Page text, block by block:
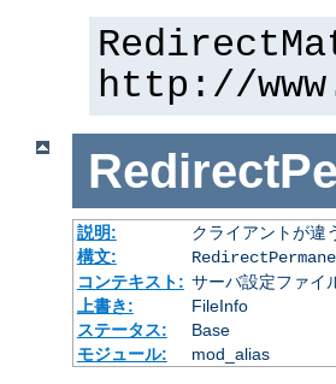
http://
説明:
クライアントが違
構文:
コンテキスト: サーバ設定ファイ
上書き:
FileInfo
ステータス:
Base
モジュール:
mod_alias